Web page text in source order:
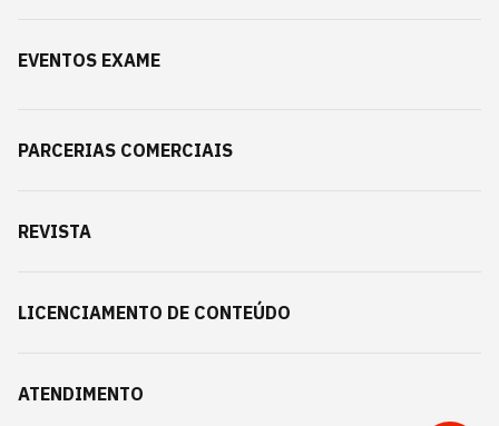
EVENTOS EXAME
PARCERIAS COMERCIAIS
REVISTA
LICENCIAMENTO DE CONTEÚDO
ATENDIMENTO